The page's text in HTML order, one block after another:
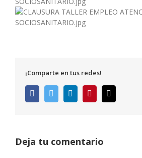
¡Comparte en tus redes!
FacebookTwitter LinkedInPinterest
electrónico
Deja tu comentario